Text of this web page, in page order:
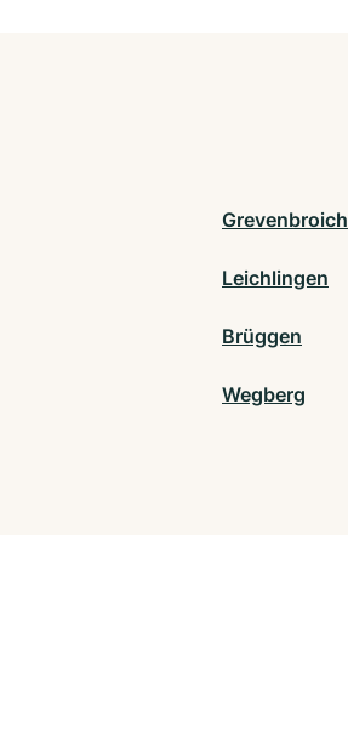
Grevenbroich
Leichlingen
Brüggen
Wegberg